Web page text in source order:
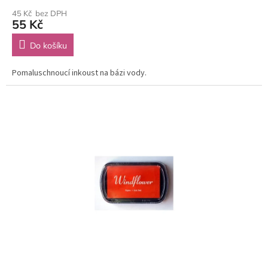
45 Kč bez DPH
55 Kč
Do košíku
Pomaluschnoucí inkoust na bázi vody.